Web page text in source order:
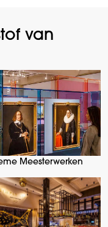
van
Meesterwerken